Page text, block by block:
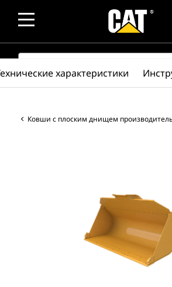
SEARCH
Ковши с плоским днищем
характеристики